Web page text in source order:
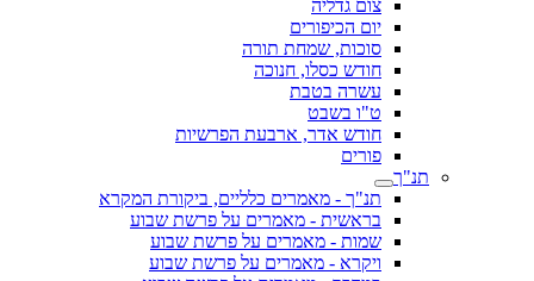
צום גדליה
יום הכיפורים
סוכות, שמחת תורה
חודש כסלו, חנוכה
עשרה בטבת
ט"ו בשבט
חודש אדר, ארבעת הפרשיות
פורים
תנ"ך
תנ"ך - מאמרים כלליים, ביקורת המקרא
בראשית - מאמרים על פרשת שבוע
שמות - מאמרים על פרשת שבוע
ויקרא - מאמרים על פרשת שבוע